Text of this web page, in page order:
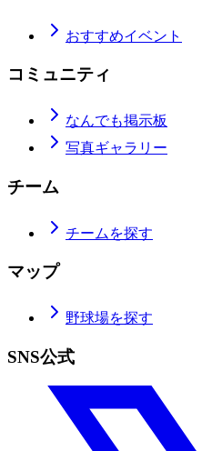
おすすめイベント
コミュニティ
なんでも掲示板
写真ギャラリー
チーム
チームを探す
マップ
野球場を探す
SNS公式